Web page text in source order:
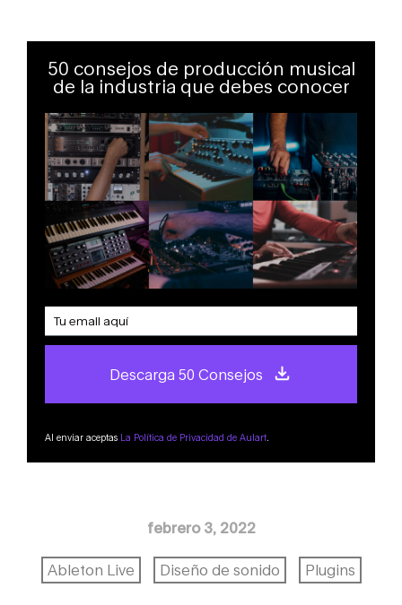
50 consejos de producción musical
de la industria que debes conocer
Descarga 50 Consejos
Al enviar aceptas La Política de Privacidad de Aulart.
febrero 3, 2022
Ableton Live Diseño de sonido Plugins